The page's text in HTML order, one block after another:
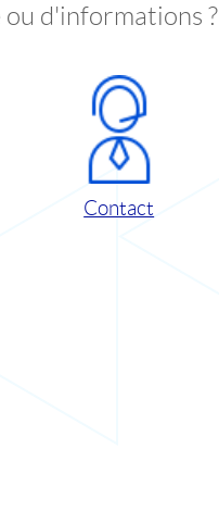
ou d'informations ?
Contact